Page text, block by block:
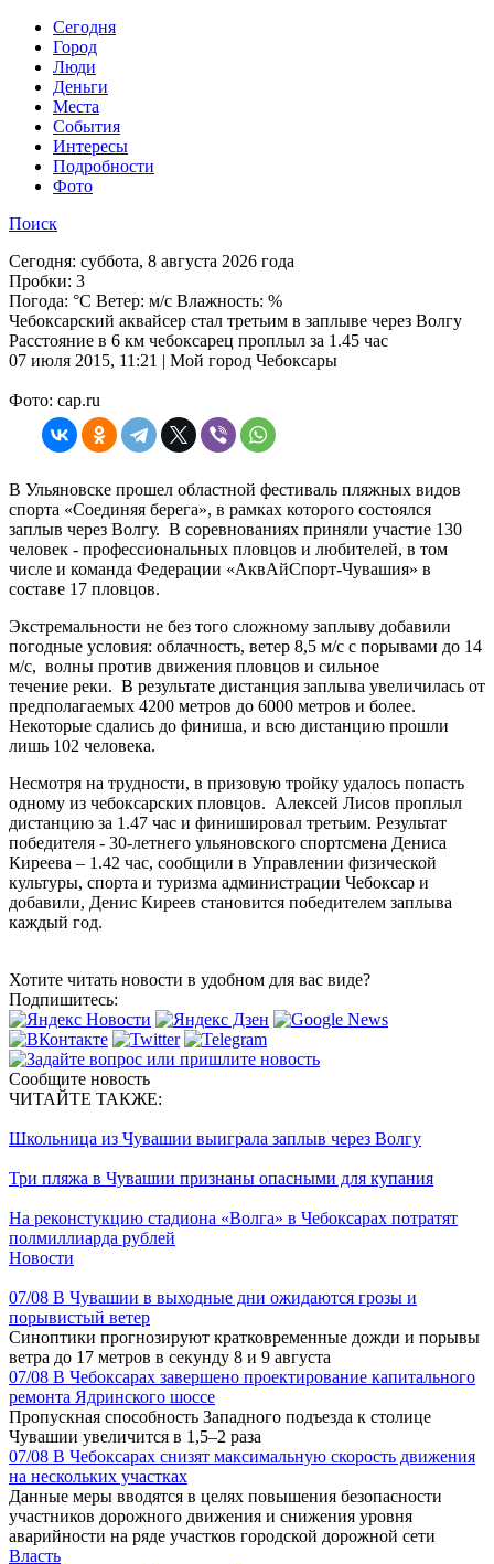
Cегодня
Город
Люди
Деньги
Места
События
Интересы
Подробности
Фото
Поиск
Сегодня: суббота, 8 августа 2026 года
Пробки: 3
Погода: °C Ветер: м/с Влажность: %
Чебоксарский аквайсер стал третьим в заплыве через Волгу
Расстояние в 6 км чебоксарец проплыл за 1.45 час
07 июля 2015, 11:21 | Мой город Чебоксары
Фото: cap.ru
В Ульяновске прошел областной фестиваль пляжных видов
спорта «Соединяя берега», в рамках которого состоялся
заплыв через Волгу. В соревнованиях приняли участие 130
человек - профессиональных пловцов и любителей, в том
числе и команда Федерации «АквАйСпорт-Чувашия» в
составе 17 пловцов.
Экстремальности не без того сложному заплыву добавили
погодные условия: облачность, ветер 8,5 м/с с порывами до 14
м/с, волны против движения пловцов и сильное
течение реки. В результате дистанция заплыва увеличилась от
предполагаемых 4200 метров до 6000 метров и более.
Некоторые сдались до финиша, и всю дистанцию прошли
лишь 102 человека.
Несмотря на трудности, в призовую тройку удалось попасть
одному из чебоксарских пловцов. Алексей Лисов проплыл
дистанцию за 1.47 час и финишировал третьим. Результат
победителя - 30-летнего ульяновского спортсмена Дениса
Киреева – 1.42 час, сообщили в Управлении физической
культуры, спорта и туризма администрации Чебоксар и
добавили, Денис Киреев становится победителем заплыва
каждый год.
Хотите читать новости в удобном для вас виде?
Подпишитесь:
Сообщите новость
ЧИТАЙТЕ ТАКЖЕ:
Школьница из Чувашии выиграла заплыв через Волгу
Три пляжа в Чувашии признаны опасными для купания
На реконстукцию стадиона «Волга» в Чебоксарах потратят
полмиллиарда рублей
Новости
07/08 В Чувашии в выходные дни ожидаются грозы и
порывистый ветер
Синоптики прогнозируют кратковременные дожди и порывы
ветра до 17 метров в секунду 8 и 9 августа
07/08 В Чебоксарах завершено проектирование капитального
ремонта Ядринского шоссе
Пропускная способность Западного подъезда к столице
Чувашии увеличится в 1,5–2 раза
07/08 В Чебоксарах снизят максимальную скорость движения
на нескольких участках
Данные меры вводятся в целях повышения безопасности
участников дорожного движения и снижения уровня
аварийности на ряде участков городской дорожной сети
Власть